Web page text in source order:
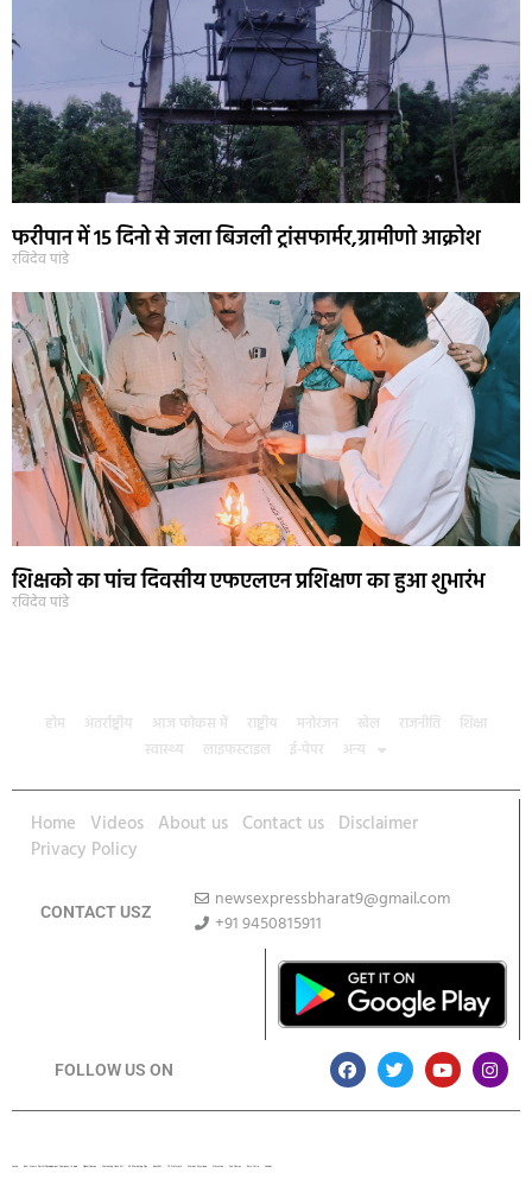
फरीपान में 15 दिनो से जला बिजली ट्रांसफार्मर,ग्रामीणो आक्रोश
रविदेव पांडे
शिक्षको का पांच दिवसीय एफएलएन प्रशिक्षण का हुआ शुभारंभ
रविदेव पांडे
होम अंतर्राष्ट्रीय आज फोकस में राष्ट्रीय मनोरंजन खेल राजनीति
शिक्षा
स्वास्थ्य
लाइफस्टाइल ई-पेपर अन्य
Home Videos About us Contact us Disclaimer
Privacy Policy
CONTACT USZ
newsexpressbharat9@gmail.com
+91 9450815911
FOLLOW US ON